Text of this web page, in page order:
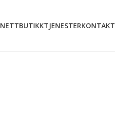
NETTBUTIKKTJENESTERKONTAKT